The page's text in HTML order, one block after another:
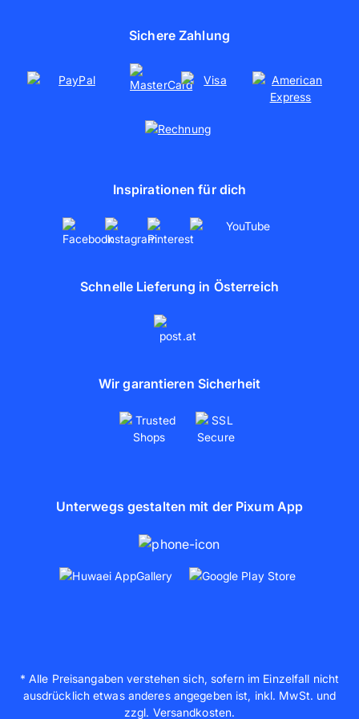
Soziales Engagement
Sichere Zahlung
Inspirationen für dich
Schnelle Lieferung in Österreich
Wir garantieren Sicherheit
Unterwegs gestalten mit der Pixum App
* Alle Preisangaben verstehen sich, sofern im Einzelfall nicht
ausdrücklich etwas anderes angegeben ist, inkl. MwSt. und
zzgl. Versandkosten.